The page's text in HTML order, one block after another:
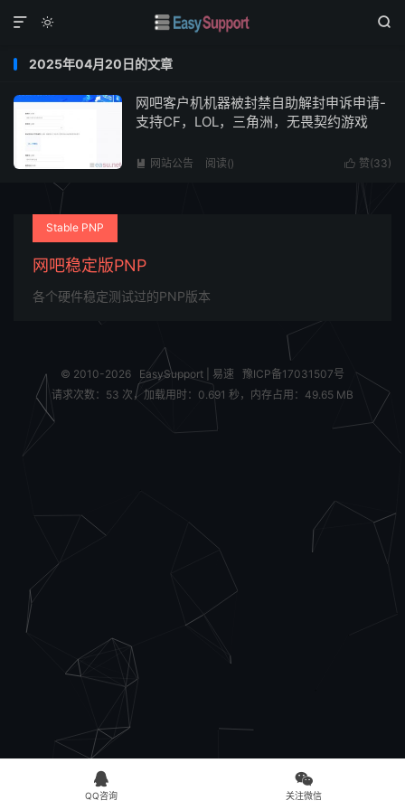
 

2025年04月20日的文章
网吧客户机机器被封禁自助解封申诉申请-
支持CF，LOL，三角洲，无畏契约游戏
 赞(33)
 网站公告 阅读()
Stable PNP
网吧稳定版PNP
各个硬件稳定测试过的PNP版本
© 2010-2026 EasySupport | 易速
豫ICP备17031507号
请求次数：53 次，加载用时：0.691 秒，内存占用：49.65 MB

QQ咨询

关注微信